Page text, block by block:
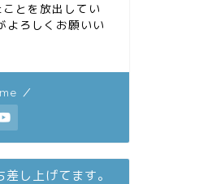
とを放出してい
よろしくお願いい
／
し上げてます。